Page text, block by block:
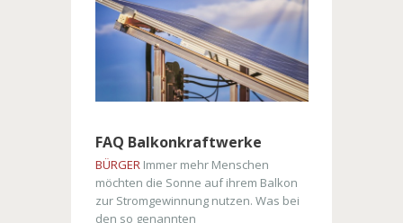
FAQ Balkonkraftwerke
BÜRGERImmer mehr Menschen
möchten die Sonne auf ihrem Balkon
zur Stromgewinnung nutzen. Was bei
den so genannten